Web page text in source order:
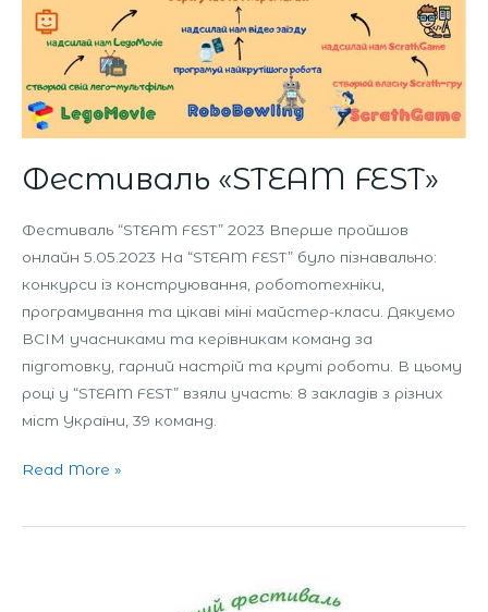
Фестиваль «STEAM FEST»
Фестиваль “STEAM FEST” 2023 Вперше пройшов
онлайн 5.05.2023 На “STEAM FEST” було пізнавально:
конкурси із конструювання, робототехніки,
програмування та цікаві міні майстер-класи. Дякуємо
ВСІМ учасниками та керівникам команд за
підготовку, гарний настрій та круті роботи. В цьому
році у “STEAM FEST” взяли участь: 8 закладів з різних
міст України, 39 команд.
Read More »